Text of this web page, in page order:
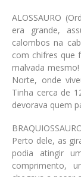
ALOSSAURO
era grande,
calombos na
com chifres que
malvada
Norte, onde
Tinha cerca de
devorava quem
Perto dele, as
podia atingir
comprimento,